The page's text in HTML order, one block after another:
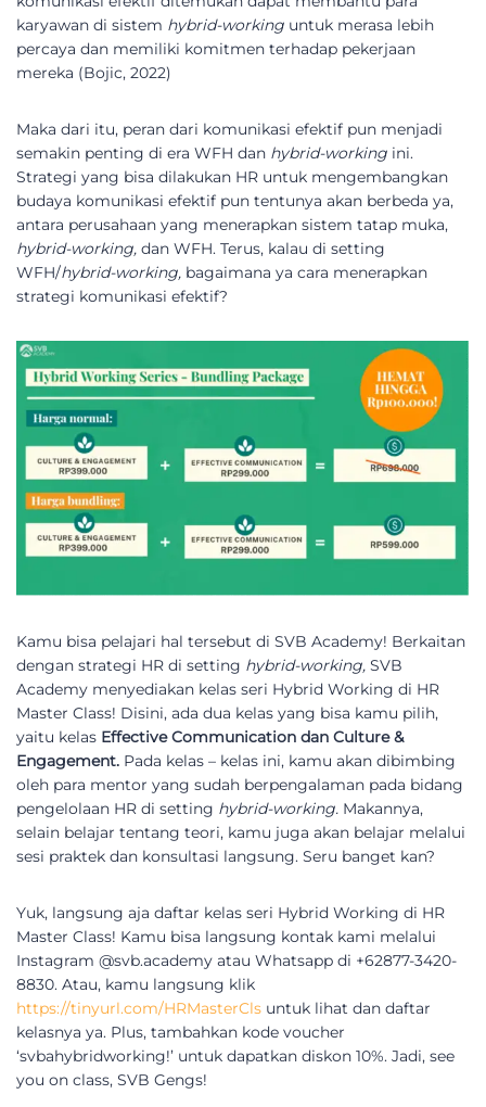
karyawan di sistem hybrid-working untuk merasa lebih
percaya dan memiliki komitmen terhadap pekerjaan
mereka (Bojic, 2022)
Maka dari itu, peran dari komunikasi efektif pun menjadi
semakin penting di era WFH dan hybrid-working ini.
Strategi yang bisa dilakukan HR untuk mengembangkan
budaya komunikasi efektif pun tentunya akan berbeda ya,
antara perusahaan yang menerapkan sistem tatap muka,
hybrid-working, dan WFH. Terus, kalau di setting
WFH/hybrid-working, bagaimana ya cara menerapkan
strategi komunikasi efektif?
Kamu bisa pelajari hal tersebut di SVB Academy! Berkaitan
dengan strategi HR di setting hybrid-working, SVB
Academy menyediakan kelas seri Hybrid Working di HR
Master Class! Disini, ada dua kelas yang bisa kamu pilih,
yaitu kelas Effective Communication dan Culture &
Engagement. Pada kelas – kelas ini, kamu akan dibimbing
oleh para mentor yang sudah berpengalaman pada bidang
pengelolaan HR di setting hybrid-working. Makannya,
selain belajar tentang teori, kamu juga akan belajar melalui
sesi praktek dan konsultasi langsung. Seru banget kan?
Yuk, langsung aja daftar kelas seri Hybrid Working di HR
Master Class! Kamu bisa langsung kontak kami melalui
Instagram @svb.academy atau Whatsapp di +62877-3420-
8830. Atau, kamu langsung klik
https://tinyurl.com/HRMasterCls untuk lihat dan daftar
kelasnya ya. Plus, tambahkan kode voucher
‘svbahybridworking!’ untuk dapatkan diskon 10%. Jadi, see
you on class, SVB Gengs!